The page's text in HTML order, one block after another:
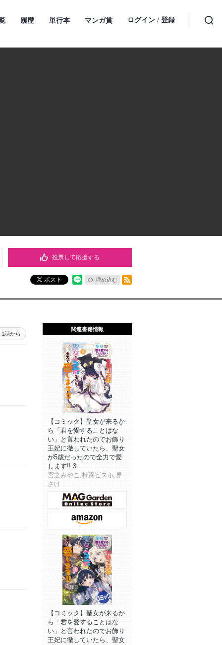
履歴 単行本 マンガ賞 ログイン ・
登録 検索
投票して応援する
ポスト 埋め込む
1話から
関連書籍情報
【コミック】聖女が来るか
ら「君を愛することはな
い」と言われたのでお飾り
王妃に徹していたら、聖女
が5歳だったので全力で愛
します!! 3
宮之みやこ,桛深ビスホ,界
さけ
【コミック】聖女が来るか
ら「君を愛することはな
い」と言われたのでお飾り
王妃に徹していたら、聖女